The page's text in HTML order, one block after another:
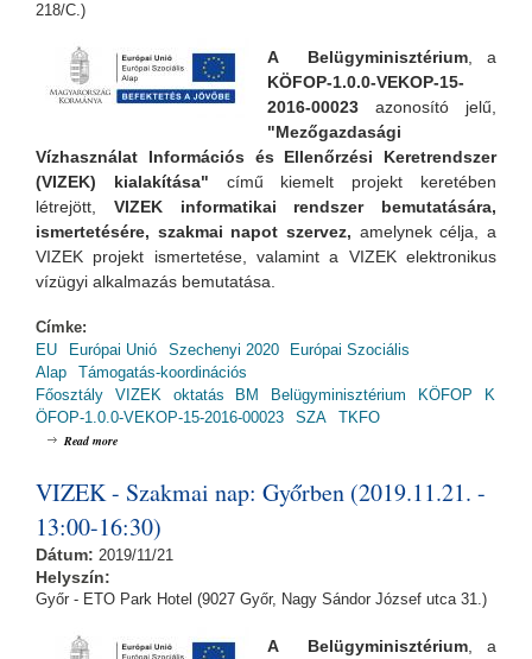
218/C.)
A Belügyminisztérium , a
KÖFOP-1.0.0-VEKOP-15-
2016-00023 azonosító jelű,
"Mezőgazdasági
Vízhasználat Információs és Ellenőrzési Keretrendszer
(VIZEK) kialakítása" című kiemelt projekt keretében
létrejött, VIZEK informatikai rendszer bemutatására,
ismertetésére, szakmai napot szervez, amelynek célja, a
VIZEK projekt ismertetése, valamint a VIZEK elektronikus
vízügyi alkalmazás bemutatása.
Címke:
EU
Európai Unió Szechenyi 2020
Európai Szociális
Alap
Támogatás-koordinációs
Főosztály
VIZEK oktatás BM Belügyminisztérium KÖFOP
K
ÖFOP-1.0.0-VEKOP-15-2016-00023
SZA TKFO
Read more
VIZEK - Szakmai nap: Győrben (2019.11.21. -
13:00-16:30)
Dátum: 2019/11/21
Helyszín:
Győr - ETO Park Hotel (9027 Győr, Nagy Sándor József utca 31.)
A Belügyminisztérium , a